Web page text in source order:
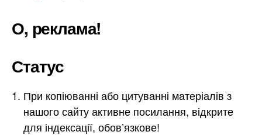
О, реклама!
Статус
При копіюванні або цитуванні матеріалів з
нашого сайту активне посилання, відкрите
для індексації, обов’язкове!